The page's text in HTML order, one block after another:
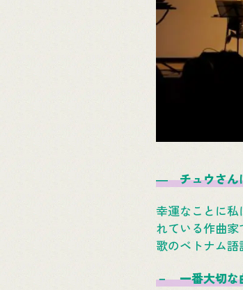
― チュウさん
幸運なことに
れている作曲
歌のベトナム語
－ 一番大切な